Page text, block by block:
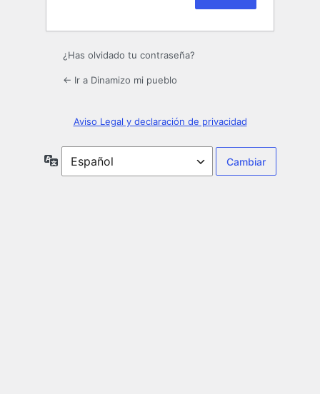
¿Has olvidado tu contraseña?
← Ir a Dinamizo mi pueblo
Aviso Legal y declaración de privacidad
Idioma